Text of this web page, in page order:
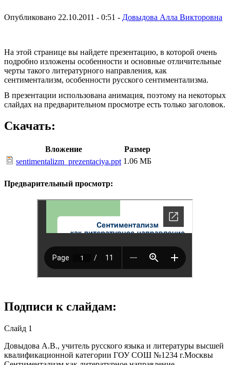
Опубликовано 22.10.2011 - 0:51 - Довыдова Алла Викторовна
На этой странице вы найдете презентацию, в которой очень
подробно изложены особенности и основные отличительные
черты такого литературного направления, как
сентиментализм, особенности русского сентиментализма.
В презентации использована анимация, поэтому на некоторых
слайдах на предварительном просмотре есть только заголовок.
Скачать:
Вложение
Размер
sentimentalizm_prezentaciya.ppt 1.06 МБ
Предварительный просмотр:
Подписи к слайдам:
Слайд 1
Довыдова А.В., учитель русского языка и литературы высшей
квалификационной категории ГОУ СОШ №1234 г.Москвы